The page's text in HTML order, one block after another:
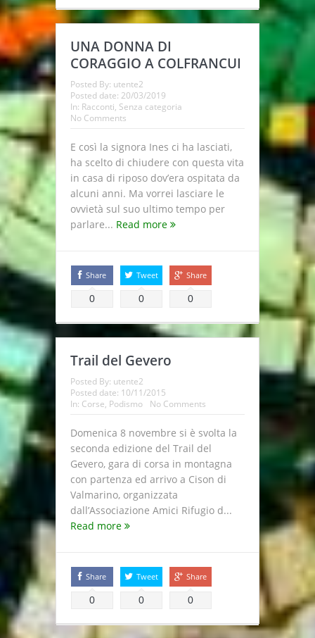
UNA DONNA DI
CORAGGIO A COLFRANCUI
Posted By: utente2
Posted date: 20/03/2019
In: Racconti, Senza categoria
No Comments
E così la signora Ines ci ha lasciati,
ha scelto di chiudere con questa vita
in casa di riposo dov’era ospitata da
alcuni anni. Ma vorrei lasciare le
ovvietà sul suo ultimo tempo per
parlare... Read more
Share
0
Tweet
0
Share
0
Trail del Gevero
Posted By: utente2
Posted date: 10/11/2015
In: Corse, Podismo No Comments
Domenica 8 novembre si è svolta la
seconda edizione del Trail del
Gevero, gara di corsa in montagna
con partenza ed arrivo a Cison di
Valmarino, organizzata
dall’Associazione Amici Rifugio d...
Read more
Share
0
Tweet
0
Share
0